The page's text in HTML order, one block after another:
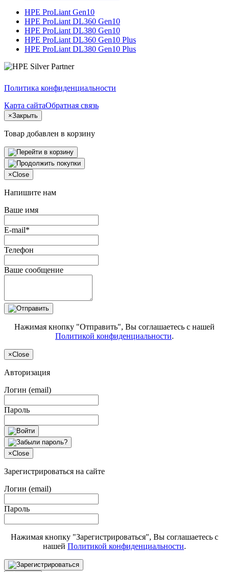
HPE ProLiant Gen10
HPE ProLiant DL360 Gen10
HPE ProLiant DL380 Gen10
HPE ProLiant DL360 Gen10 Plus
HPE ProLiant DL380 Gen10 Plus
Политика конфиденциальности
Карта сайтаОбратная связь
×Закрыть
Товар добавлен в корзину
×Close
Напишите нам
Ваше имя
E-mail*
Телефон
Ваше сообщение
Нажимая кнопку "Отправить", Вы соглашаетесь с нашей
Политикой конфиденциальности.
×Close
Авторизация
Логин (email)
Пароль
×Close
Зарегистрироваться на сайте
Логин (email)
Пароль
Нажимая кнопку "Зарегистрироваться", Вы соглашаетесь с
нашей Политикой конфиденциальности.